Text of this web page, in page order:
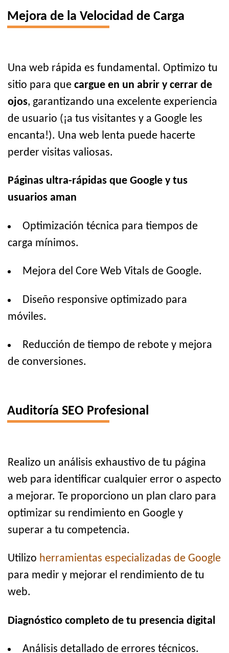
Mejora de la Velocidad de Carga
Una web rápida es fundamental. Optimizo tu
sitio para que cargue en un abrir y cerrar de
ojos, garantizando una excelente experiencia
de usuario (¡a tus visitantes y a Google les
encanta!). Una web lenta puede hacerte
perder visitas valiosas.
Páginas ultra-rápidas que Google y tus
usuarios aman
Optimización técnica para tiempos de
carga mínimos.
Mejora del Core Web Vitals de Google.
Diseño responsive optimizado para
móviles.
Reducción de tiempo de rebote y mejora
de conversiones.
Auditoría SEO Profesional
Realizo un análisis exhaustivo de tu página
web para identificar cualquier error o aspecto
a mejorar. Te proporciono un plan claro para
optimizar su rendimiento en Google y
superar a tu competencia.
Utilizo herramientas especializadas de Google
para medir y mejorar el rendimiento de tu
web.
Diagnóstico completo de tu presencia digital
Análisis detallado de errores técnicos.